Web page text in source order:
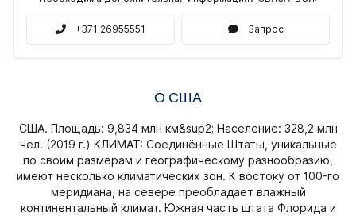
+371 26955551 Запрос
О США
США. Площадь: 9,834 млн км&sup2; Население: 328,2 млн
чел. (2019 г.) КЛИМАТ: Соединённые Штаты, уникальные
по своим размерам и географическому разнообразию,
имеют несколько климатических зон. К востоку от 100-го
меридиана, на севере преобладает влажный
континентальный климат. Южная часть штата Флорида и